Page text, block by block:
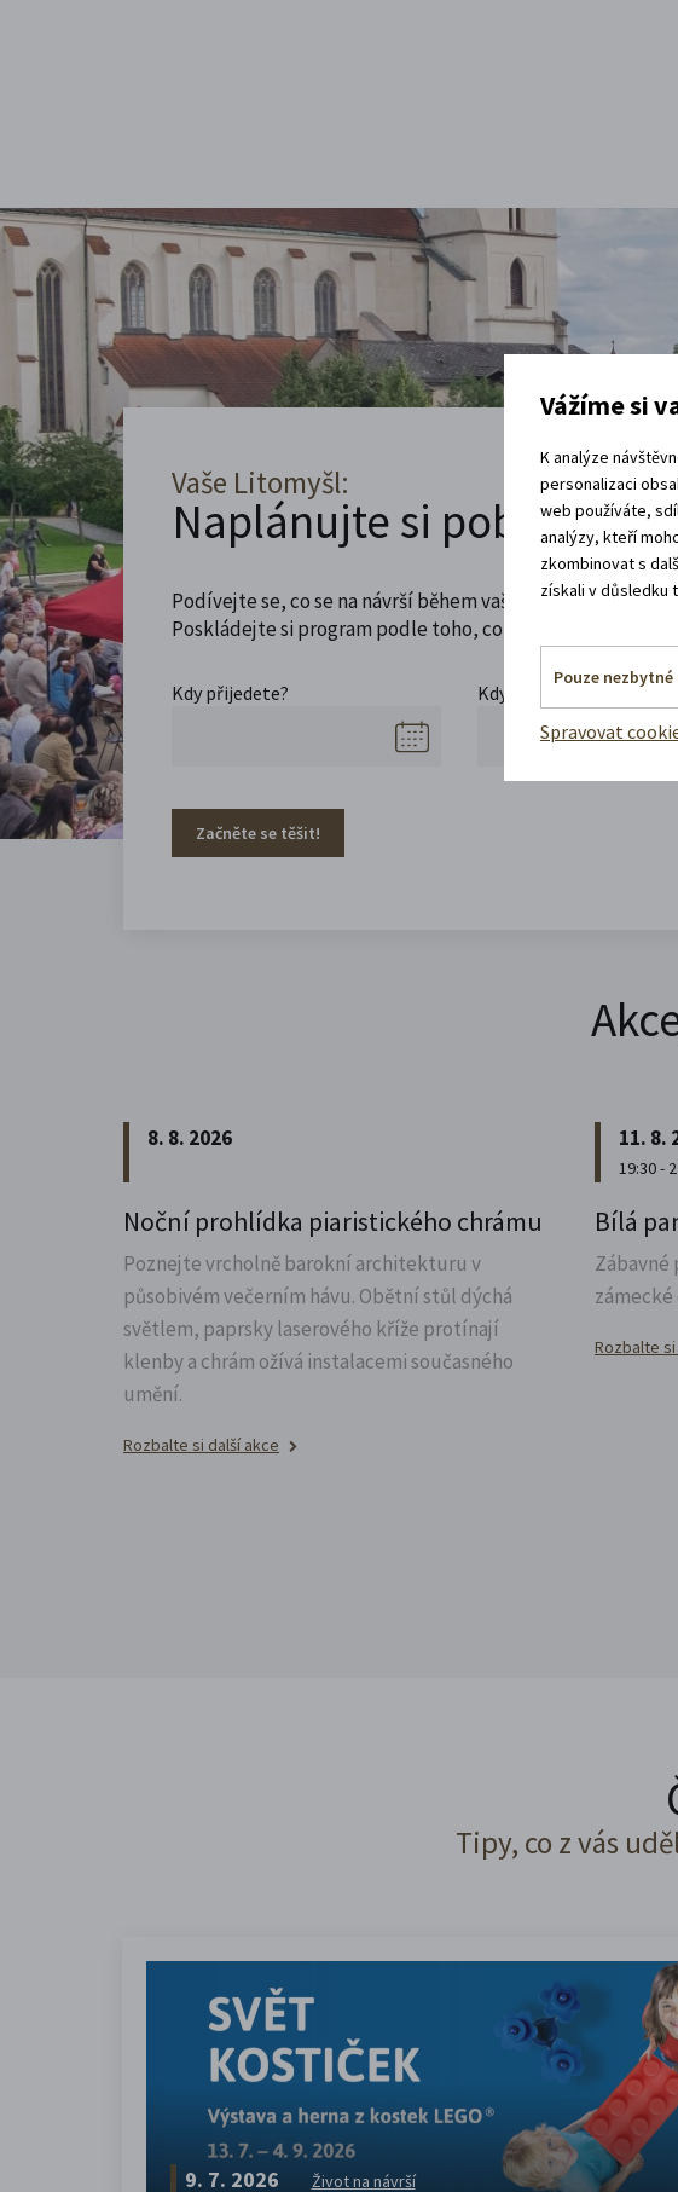
Vaše Litomyšl:
Naplánujte si pobyt
Podívejte se, co se na návrší během vaší návštěvy děje.
Poskládejte si program podle toho, co máte rádi.
Kdy přijedete? Kdy se vracíte domů?
Začněte se těšit!
8. 8. 2026
Noční prohlídka piaristického chrámu
Poznejte vrcholně barokní architekturu v
působivém večerním hávu. Obětní stůl dýchá
světlem, paprsky laserového kříže protínají
klenby a chrám ožívá instalacemi současného
umění.
Rozbalte si další akce
11. 8.
19:30 -
Bílá
Zábavné
Rozbalte
Tipy, co z vás
9. 7. 2026 Život na návrší
Vážíme si
K analýze
personalizaci
web používáte,
analýzy, kteří
zkombinovat s
získali v důsledku
Pouze nezbytné
Spravovat